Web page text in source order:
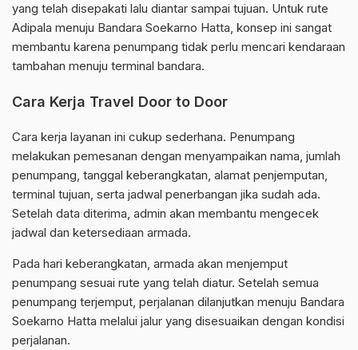
yang telah disepakati lalu diantar sampai tujuan. Untuk rute
Adipala menuju Bandara Soekarno Hatta, konsep ini sangat
membantu karena penumpang tidak perlu mencari kendaraan
tambahan menuju terminal bandara.
Cara Kerja Travel Door to Door
Cara kerja layanan ini cukup sederhana. Penumpang
melakukan pemesanan dengan menyampaikan nama, jumlah
penumpang, tanggal keberangkatan, alamat penjemputan,
terminal tujuan, serta jadwal penerbangan jika sudah ada.
Setelah data diterima, admin akan membantu mengecek
jadwal dan ketersediaan armada.
Pada hari keberangkatan, armada akan menjemput
penumpang sesuai rute yang telah diatur. Setelah semua
penumpang terjemput, perjalanan dilanjutkan menuju Bandara
Soekarno Hatta melalui jalur yang disesuaikan dengan kondisi
perjalanan.